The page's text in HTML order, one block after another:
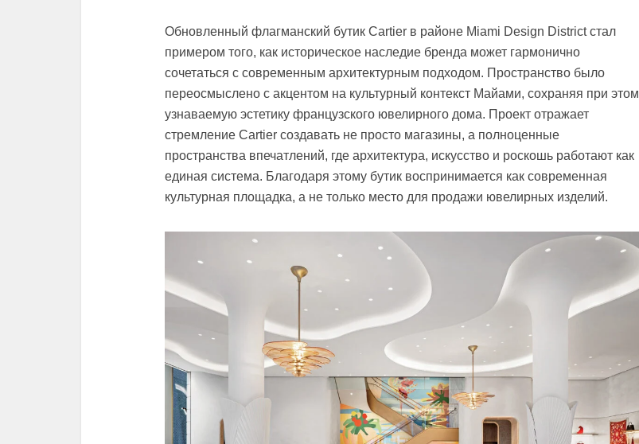
Обновленный флагманский бутик Cartier в районе Miami Design District стал
примером того, как историческое наследие бренда может гармонично
сочетаться с современным архитектурным подходом. Пространство было
переосмыслено с акцентом на культурный контекст Майами, сохраняя при этом
узнаваемую эстетику французского ювелирного дома. Проект отражает
стремление Cartier создавать не просто магазины, а полноценные
пространства впечатлений, где архитектура, искусство и роскошь работают как
единая система. Благодаря этому бутик воспринимается как современная
культурная площадка, а не только место для продажи ювелирных изделий.